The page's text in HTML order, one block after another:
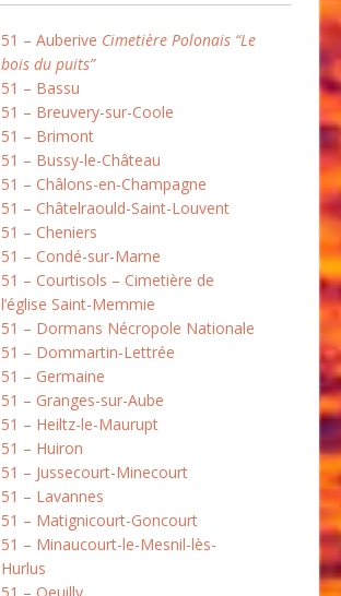
51 – Auberive Cimetière Polonais “Le
bois du puits”
51 – Bassu
51 – Breuvery-sur-Coole
51 – Brimont
51 – Bussy-le-Château
51 – Châlons-en-Champagne
51 – Châtelraould-Saint-Louvent
51 – Cheniers
51 – Condé-sur-Marne
51 – Courtisols – Cimetière de
l’église Saint-Memmie
51 – Dormans Nécropole Nationale
51 – Dommartin-Lettrée
51 – Germaine
51 – Granges-sur-Aube
51 – Heiltz-le-Maurupt
51 – Huiron
51 – Jussecourt-Minecourt
51 – Lavannes
51 – Matignicourt-Goncourt
51 – Minaucourt-le-Mesnil-lès-
Hurlus